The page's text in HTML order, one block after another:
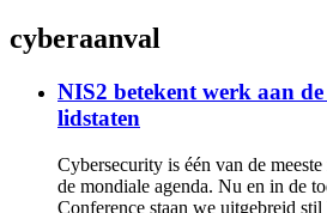
cyberaanval
NIS2 betekent werk aan
lidstaten
Cybersecurity is één van de
de mondiale agenda. Nu en in de
Conference staan we uitgebreid